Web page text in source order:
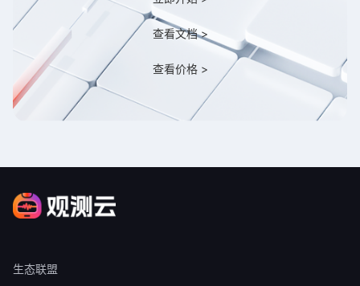
查看文档 >
查看价格 >
生态联盟